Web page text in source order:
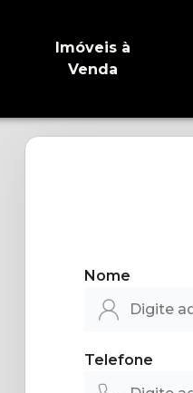
Imóveis à
Venda
Nome
Telefone